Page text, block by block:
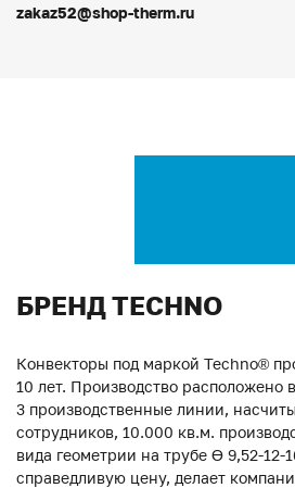
zakaz52@shop-therm.ru
БРЕНД TECHNO
Конвекторы под маркой Techno®
10 лет. Производство расположено
3 производственные линии,
сотрудников, 10.000 кв.м.
вида геометрии на трубе ϴ 9,52-12-
справедливую цену, делает